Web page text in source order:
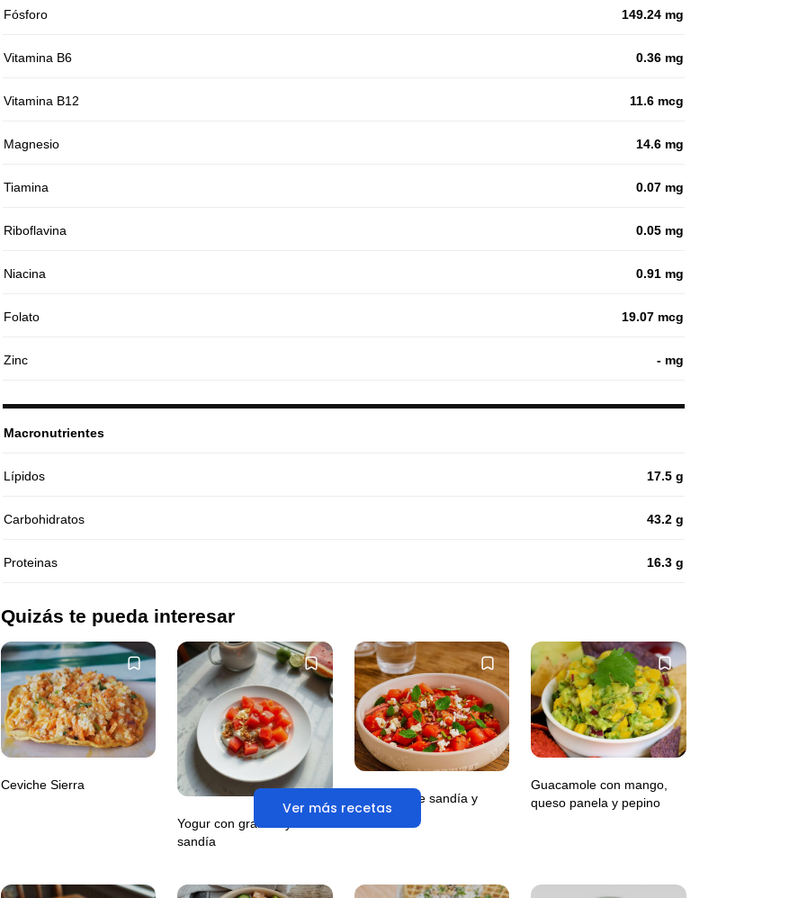
Fósforo 149.24 mg
Vitamina B6 0.36 mg
Vitamina B12 11.6 mcg
Magnesio 14.6 mg
Tiamina 0.07 mg
Riboflavina 0.05 mg
Niacina 0.91 mg
Folato 19.07 mcg
Zinc - mg
Macronutrientes
Lípidos 17.5 g
Carbohidratos 43.2 g
Proteinas 16.3 g
Quizás te pueda interesar
Ver más recetas
Ceviche Sierra
Yogur con granola y
sandía
Ensalada de sandía y
queso feta
Guacamole con mango,
queso panela y pepino